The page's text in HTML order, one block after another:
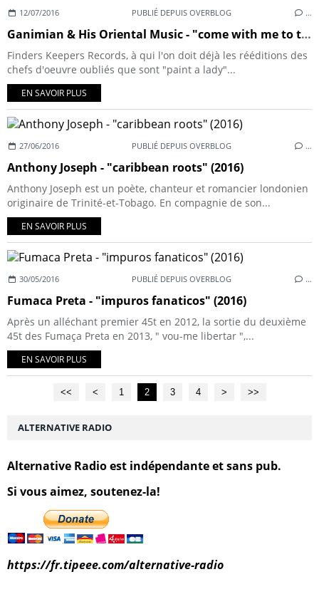
12/07/2016 PUBLIÉ DEPUIS OVERBLOG …
Ganimian & His Oriental Music - "come with me to the casbah" (1959)
Finders Keepers Records, à qui l'on doit déjà les rééditions des
chefs d'oeuvre oubliés que sont "paint a lady"...
EN SAVOIR PLUS
27/06/2016 PUBLIÉ DEPUIS OVERBLOG …
Anthony Joseph - "caribbean roots" (2016)
Anthony Joseph est un poète, chanteur et romancier londonien
originaire de Trinité-et-Tobago. En compagnie de son...
EN SAVOIR PLUS
30/05/2016 PUBLIÉ DEPUIS OVERBLOG …
Fumaca Preta - "impuros fanaticos" (2016)
Après un alléchant premier 45t en 2012, la sortie du deuxième
45t des Fumaça Preta en 2013, " vou-me libertar ",...
EN SAVOIR PLUS
<< < 1 2 3 4 > >>
ALTERNATIVE RADIO
Alternative Radio est indépendante et sans pub.
Si vous aimez, soutenez-la!
https://fr.tipeee.com/alternative-radio